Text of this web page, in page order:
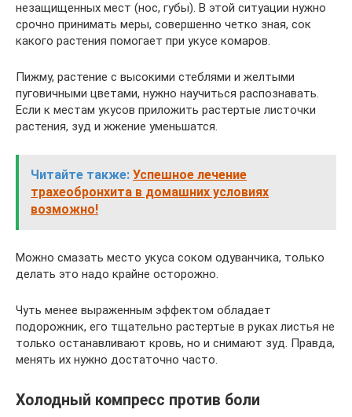
незащищенных мест (нос, губы). В этой ситуации нужно
срочно принимать меры, совершенно четко зная, сок
какого растения помогает при укусе комаров.
Пижму, растение с высокими стеблями и желтыми
пуговичными цветами, нужно научиться распознавать.
Если к местам укусов приложить растертые листочки
растения, зуд и жжение уменьшатся.
Читайте также: Успешное лечение
трахеобронхита в домашних условиях
возможно!
Можно смазать место укуса соком одуванчика, только
делать это надо крайне осторожно.
Чуть менее выраженным эффектом обладает
подорожник, его тщательно растертые в руках листья не
только останавливают кровь, но и снимают зуд. Правда,
менять их нужно достаточно часто.
Холодный компресс против боли